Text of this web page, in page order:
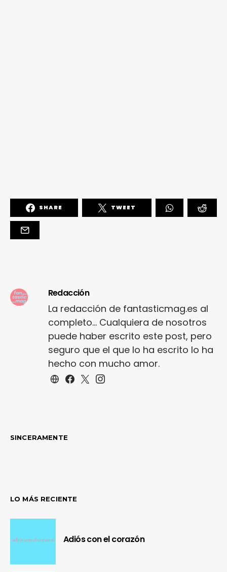
SHARE TWEET
Redacción
La redacción de fantasticmag.es al
completo... Cualquiera de nosotros
puede haber escrito este post, pero
seguro que el que lo ha escrito lo ha
hecho con mucho amor.
SINCERAMENTE
LO MÁS RECIENTE
Adiós con el corazón